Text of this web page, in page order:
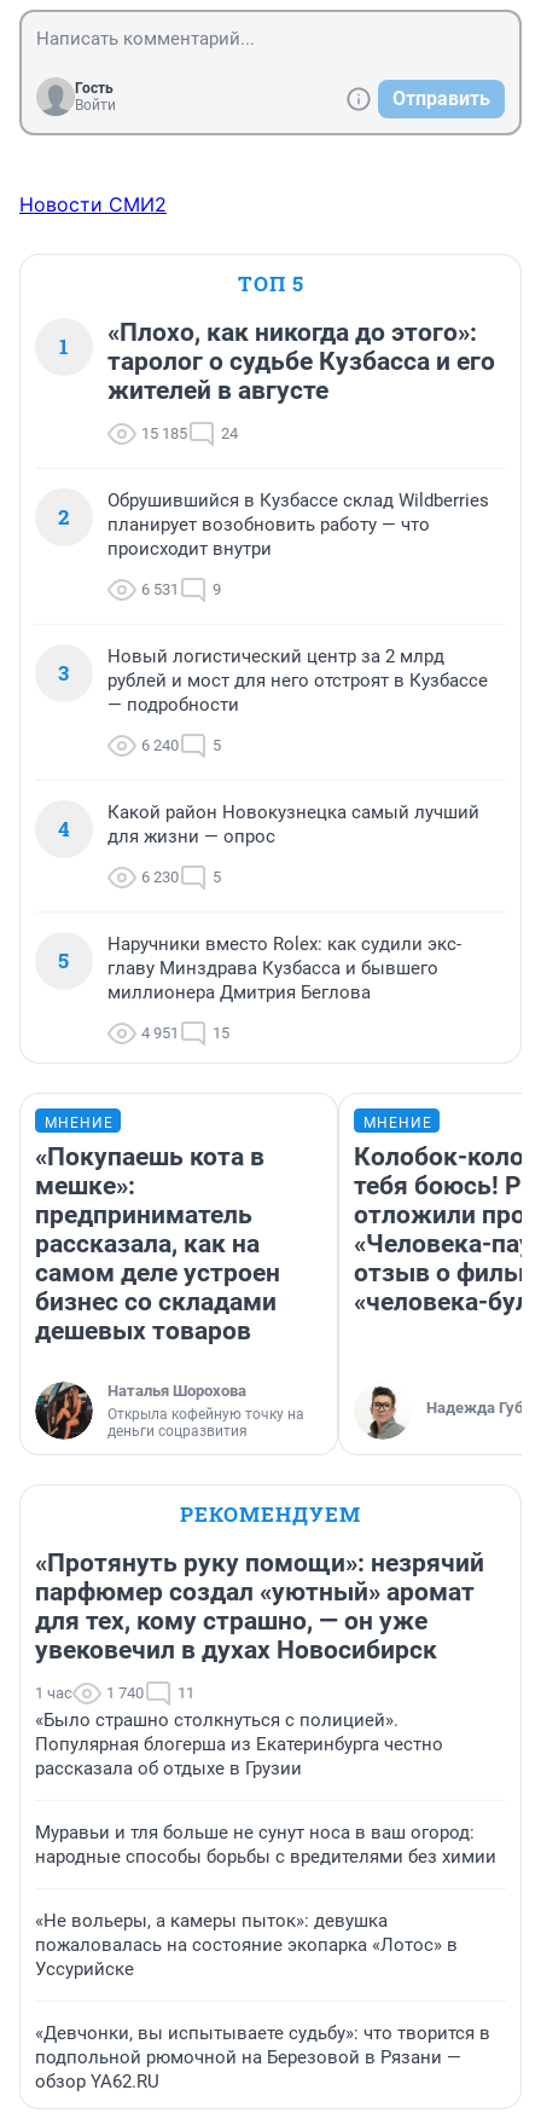
Гость
Войти
Отправить
Новости СМИ2
ТОП 5
1
«Плохо, как никогда до этого»:
таролог о судьбе Кузбасса и его
жителей в августе
15 185 24
2
Обрушившийся в Кузбассе склад Wildberries
планирует возобновить работу — что
происходит внутри
6 531 9
3
Новый логистический центр за 2 млрд
рублей и мост для него отстроят в Кузбассе
— подробности
6 240 5
4
Какой район Новокузнецка самый лучший
для жизни — опрос
6 230 5
5
Наручники вместо Rolex: как судили экс-
главу Минздрава Кузбасса и бывшего
миллионера Дмитрия Беглова
4 951 15
МНЕНИЕ
«Покупаешь кота в
мешке»:
предприниматель
рассказала, как на
самом деле устроен
бизнес со складами
дешевых товаров
Наталья Шорохова
Открыла кофейную точку на
деньги соцразвития
МНЕНИЕ
Колобок-
тебя боюсь!
отложили
«Человека-
отзыв о
«человека-
Надежда
РЕКОМЕНДУЕМ
«Протянуть руку помощи»: незрячий
парфюмер создал «уютный» аромат
для тех, кому страшно, — он уже
увековечил в духах Новосибирск
1 час 1 740 11
«Было страшно столкнуться с полицией».
Популярная блогерша из Екатеринбурга честно
рассказала об отдыхе в Грузии
Муравьи и тля больше не сунут носа в ваш огород:
народные способы борьбы с вредителями без химии
«Не вольеры, а камеры пыток»: девушка
пожаловалась на состояние экопарка «Лотос» в
Уссурийске
«Девчонки, вы испытываете судьбу»: что творится в
подпольной рюмочной на Березовой в Рязани —
обзор YA62.RU